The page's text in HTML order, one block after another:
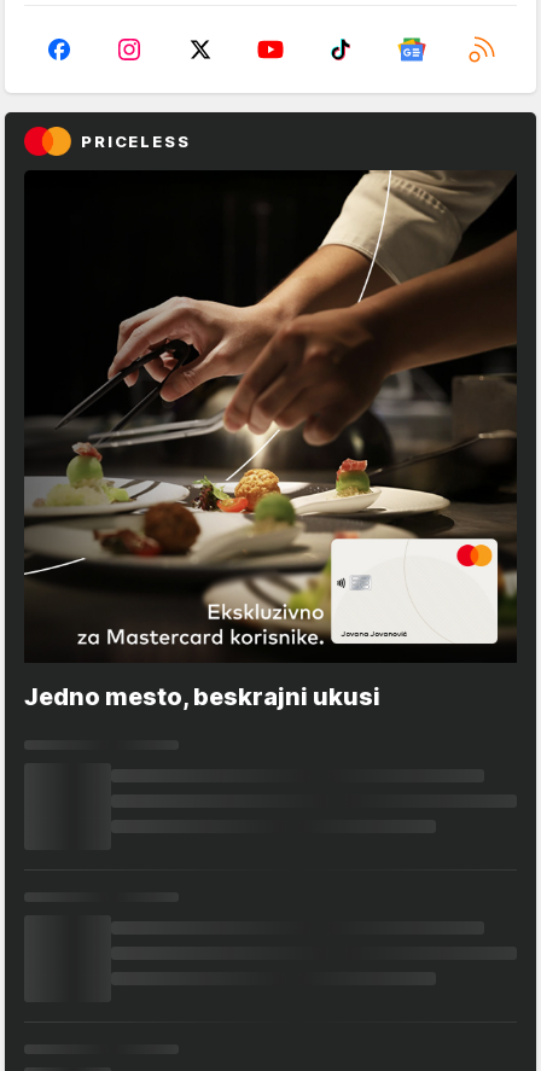
PRICELESS
Jedno mesto, beskrajni ukusi